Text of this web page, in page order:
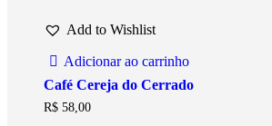
Add to Wishlist
Adicionar ao carrinho
Café Cereja do Cerrado
R$ 58,00